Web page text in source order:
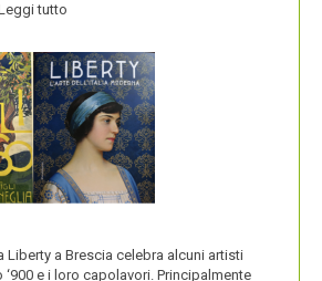
tutto
E
BLACKBERRY,
LA
STORIA
E
LA
VISIONE
ALL’ORIGINE
DI
NOME
Liberty a Brescia celebra alcuni artisti
e i loro capolavori. Principalmente